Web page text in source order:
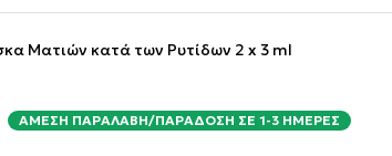
Ματιών κατά των Ρυτίδων 2 x 3 ml
ΆΜΕΣΗ ΠΑΡΑΛΑΒΉ/ΠΑΡΆΔΟΣΗ ΣΕ 1-3 ΗΜΈΡΕΣ